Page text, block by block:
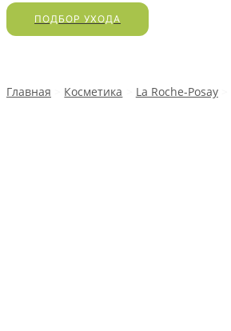
ПОДБОР УХОДА
Главная Косметика La Roche-Posay